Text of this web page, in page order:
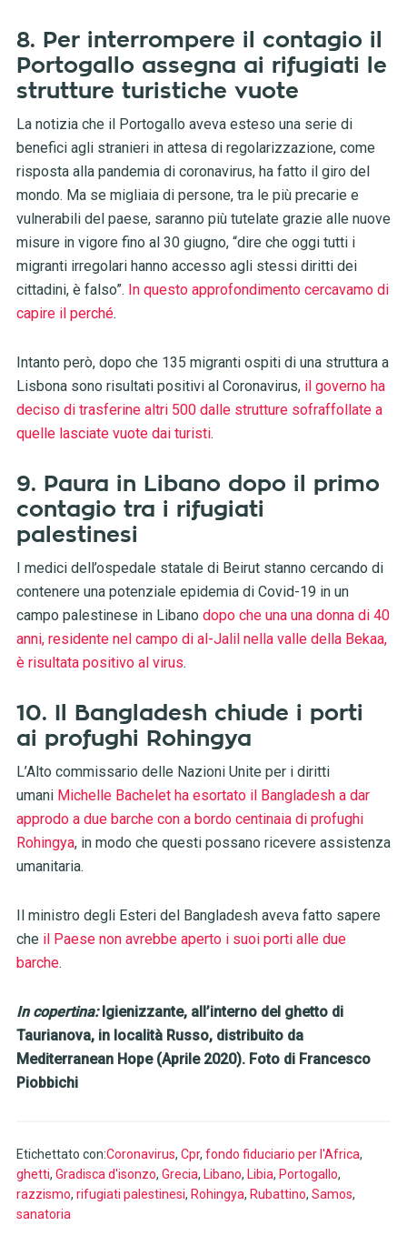
8. Per interrompere il contagio il
Portogallo assegna ai rifugiati le
strutture turistiche vuote
La notizia che il Portogallo aveva esteso una serie di
benefici agli stranieri in attesa di regolarizzazione, come
risposta alla pandemia di coronavirus, ha fatto il giro del
mondo. Ma se migliaia di persone, tra le più precarie e
vulnerabili del paese, saranno più tutelate grazie alle nuove
misure in vigore fino al 30 giugno, “dire che oggi tutti i
migranti irregolari hanno accesso agli stessi diritti dei
cittadini, è falso”. In questo approfondimento cercavamo di
capire il perché.
Intanto però, dopo che 135 migranti ospiti di una struttura a
Lisbona sono risultati positivi al Coronavirus, il governo ha
deciso di trasferine altri 500 dalle strutture sofraffollate a
quelle lasciate vuote dai turisti.
9. Paura in Libano dopo il primo
contagio tra i rifugiati
palestinesi
I medici dell’ospedale statale di Beirut stanno cercando di
contenere una potenziale epidemia di Covid-19 in un
campo palestinese in Libano dopo che una una donna di 40
anni, residente nel campo di al-Jalil nella valle della Bekaa,
è risultata positivo al virus.
10. Il Bangladesh chiude i porti
ai profughi Rohingya
L’Alto commissario delle Nazioni Unite per i diritti
umani Michelle Bachelet ha esortato il Bangladesh a dar
approdo a due barche con a bordo centinaia di profughi
Rohingya, in modo che questi possano ricevere assistenza
umanitaria.
Il ministro degli Esteri del Bangladesh aveva fatto sapere
che il Paese non avrebbe aperto i suoi porti alle due
barche.
In copertina:Igienizzante, all’interno del ghetto di
Taurianova, in località Russo, distribuito da
Mediterranean Hope (Aprile 2020). Foto di Francesco
Piobbichi
Etichettato con:Coronavirus, Cpr, fondo fiduciario per l'Africa,
ghetti, Gradisca d'isonzo, Grecia, Libano, Libia, Portogallo,
razzismo, rifugiati palestinesi, Rohingya, Rubattino, Samos,
sanatoria